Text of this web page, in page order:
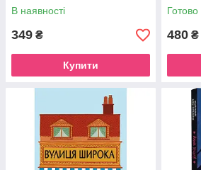
В наявності
349 ₴
Купити
Готово
480 ₴